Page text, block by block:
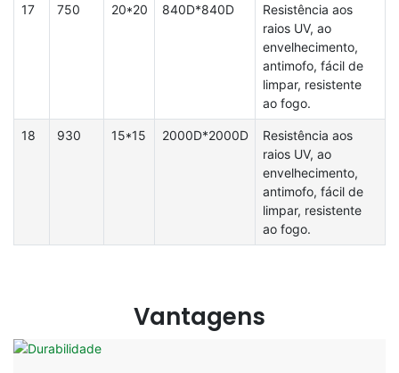
17 750 20*20 840D*840D
Resistência aos
raios UV, ao
envelhecimento,
antimofo, fácil de
limpar, resistente
ao fogo.
18 930 15*15 2000D*2000D
Resistência aos
raios UV, ao
envelhecimento,
antimofo, fácil de
limpar, resistente
ao fogo.
Vantagens